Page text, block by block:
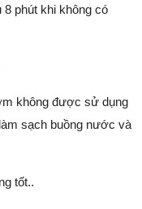
phút khi không có
không được sử dụng
sạch buồng nước và
tốt..